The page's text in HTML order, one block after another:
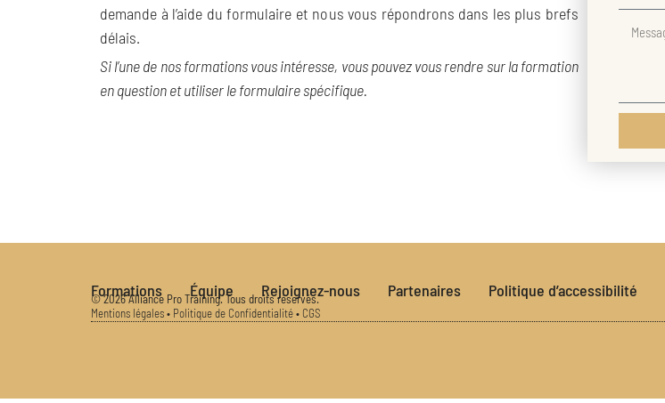
demande à l’aide du formulaire et nous vous répondrons dans les plus brefs
délais.
Si l’une de nos formations vous intéresse, vous pouvez vous rendre sur la formation
en question et utiliser le formulaire spécifique.
Formations Équipe Rejoignez-nous Partenaires Politique d’accessibilité
© 2026 Alliance Pro Training. Tous droits réservés.
Mentions légales• Politique de Confidentialité• CGS